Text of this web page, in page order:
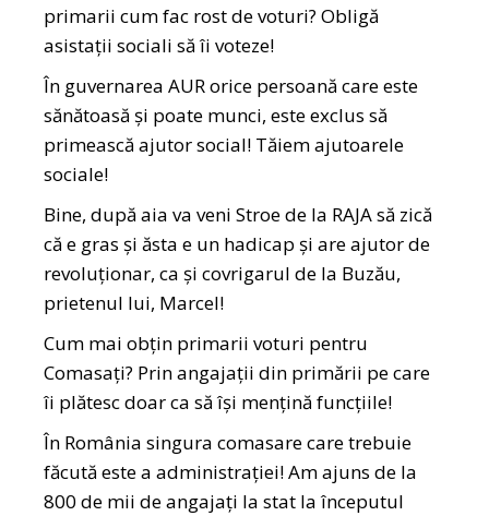
primarii cum fac rost de voturi? Obligă
asistații sociali să îi voteze!
În guvernarea AUR orice persoană care este
sănătoasă și poate munci, este exclus să
primească ajutor social! Tăiem ajutoarele
sociale!
Bine, după aia va veni Stroe de la RAJA să zică
că e gras și ăsta e un hadicap și are ajutor de
revoluționar, ca și covrigarul de la Buzău,
prietenul lui, Marcel!
Cum mai obțin primarii voturi pentru
Comasați? Prin angajații din primării pe care
îi plătesc doar ca să își mențină funcțiile!
În România singura comasare care trebuie
făcută este a administrației! Am ajuns de la
800 de mii de angajați la stat la începutul